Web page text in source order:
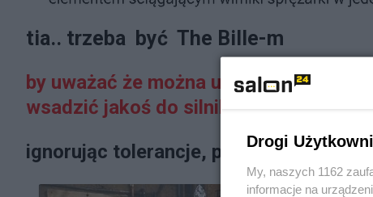
tia.. trzeba być The Bille-m
by uważać że można uciąć odcinek
wsadzić jakoś do silnika odrzutowego
ignorując tolerancje, połączenia
Drogi
My, naszych 1162
informacje na